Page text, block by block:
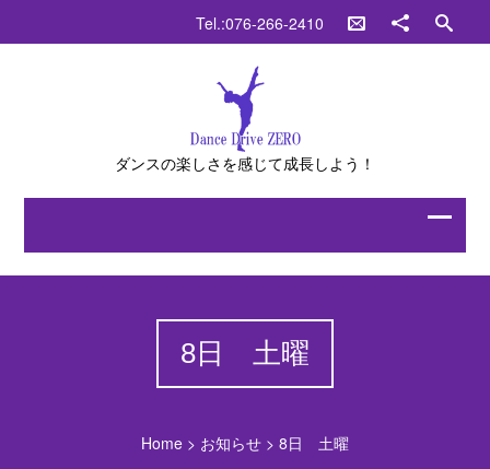
Tel.:076-266-2410
ダンスの楽しさを感じて成長しよう！
8日 土曜
Home> お知らせ> 8日 土曜